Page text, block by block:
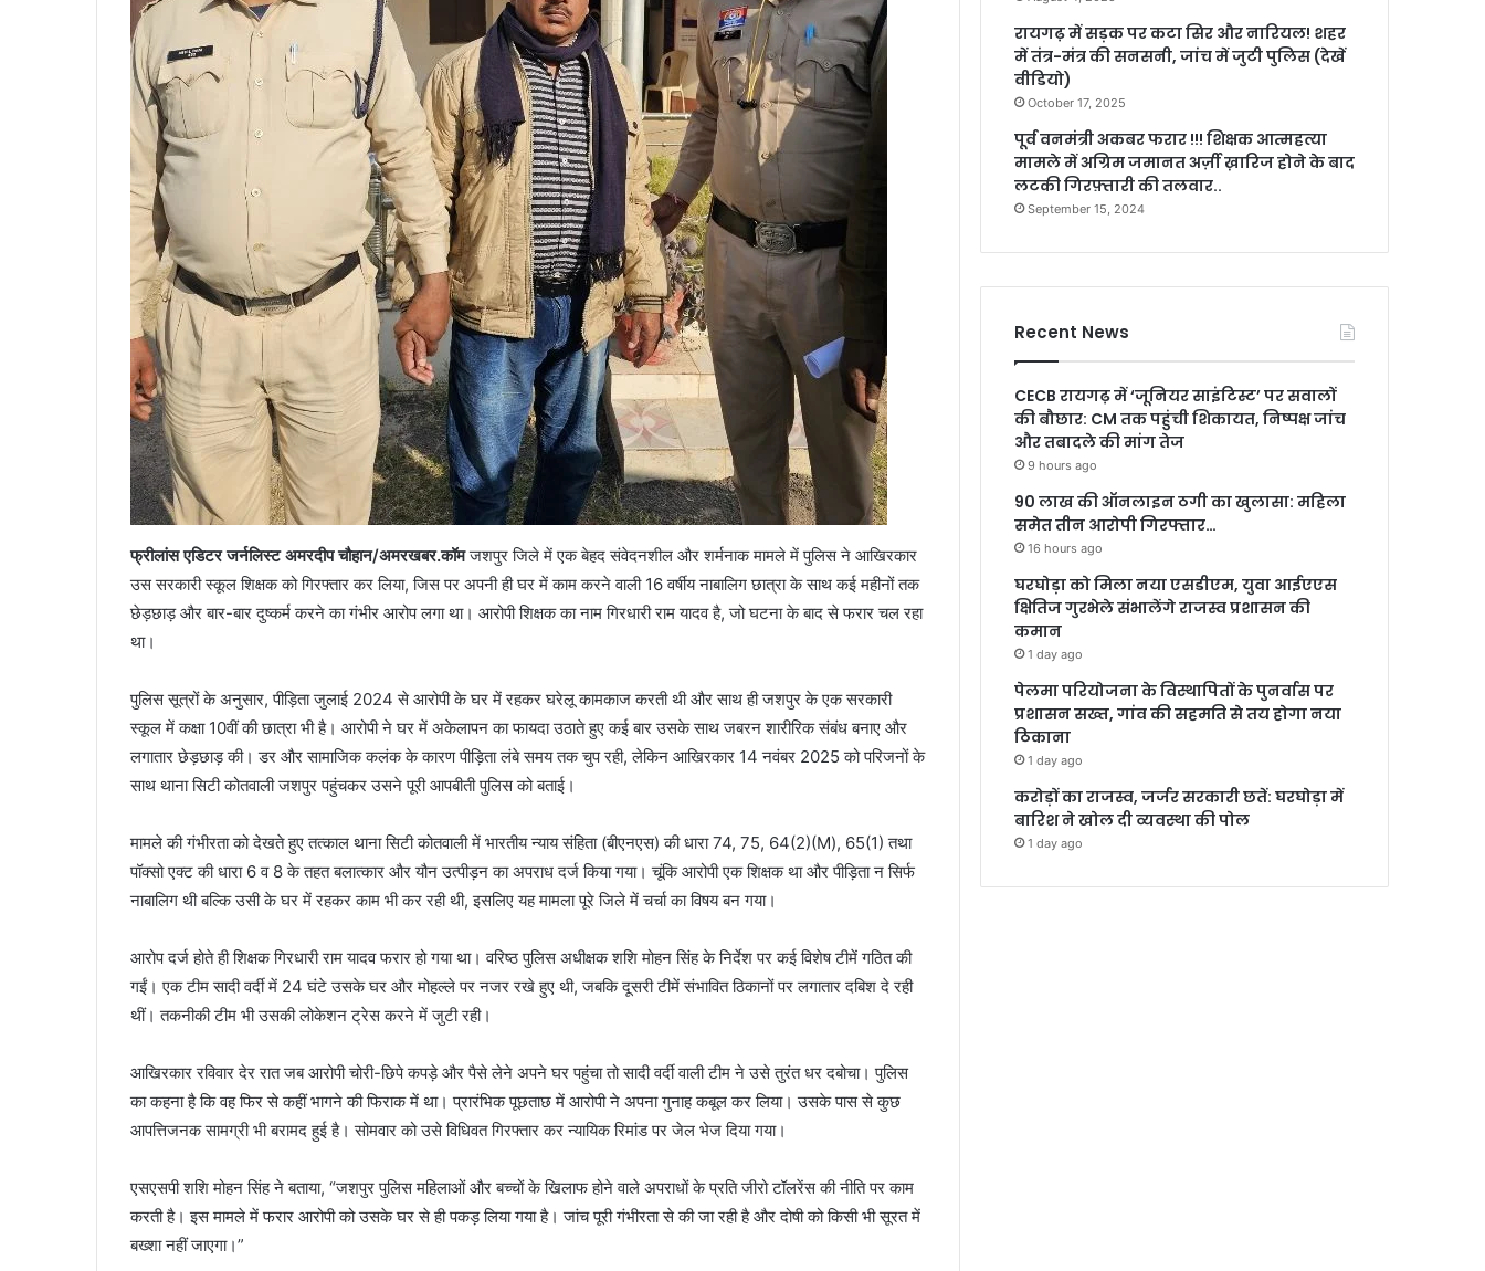
फ्रीलांस एडिटर जर्नलिस्ट अमरदीप चौहान/अमरखबर.कॉमजशपुर जिले में एक बेहद संवेदनशील और शर्मनाक मामले में पुलिस ने आखिरकार
उस सरकारी स्कूल शिक्षक को गिरफ्तार कर लिया, जिस पर अपनी ही घर में काम करने वाली 16 वर्षीय नाबालिग छात्रा के साथ कई महीनों तक
छेड़छाड़ और बार-बार दुष्कर्म करने का गंभीर आरोप लगा था। आरोपी शिक्षक का नाम गिरधारी राम यादव है, जो घटना के बाद से फरार चल रहा
था।
पुलिस सूत्रों के अनुसार, पीड़िता जुलाई 2024 से आरोपी के घर में रहकर घरेलू कामकाज करती थी और साथ ही जशपुर के एक सरकारी
स्कूल में कक्षा 10वीं की छात्रा भी है। आरोपी ने घर में अकेलापन का फायदा उठाते हुए कई बार उसके साथ जबरन शारीरिक संबंध बनाए और
लगातार छेड़छाड़ की। डर और सामाजिक कलंक के कारण पीड़िता लंबे समय तक चुप रही, लेकिन आखिरकार 14 नवंबर 2025 को परिजनों के
साथ थाना सिटी कोतवाली जशपुर पहुंचकर उसने पूरी आपबीती पुलिस को बताई।
मामले की गंभीरता को देखते हुए तत्काल थाना सिटी कोतवाली में भारतीय न्याय संहिता (बीएनएस) की धारा 74, 75, 64(2)(M), 65(1) तथा
पॉक्सो एक्ट की धारा 6 व 8 के तहत बलात्कार और यौन उत्पीड़न का अपराध दर्ज किया गया। चूंकि आरोपी एक शिक्षक था और पीड़िता न सिर्फ
नाबालिग थी बल्कि उसी के घर में रहकर काम भी कर रही थी, इसलिए यह मामला पूरे जिले में चर्चा का विषय बन गया।
आरोप दर्ज होते ही शिक्षक गिरधारी राम यादव फरार हो गया था। वरिष्ठ पुलिस अधीक्षक शशि मोहन सिंह के निर्देश पर कई विशेष टीमें गठित की
गईं। एक टीम सादी वर्दी में 24 घंटे उसके घर और मोहल्ले पर नजर रखे हुए थी, जबकि दूसरी टीमें संभावित ठिकानों पर लगातार दबिश दे रही
थीं। तकनीकी टीम भी उसकी लोकेशन ट्रेस करने में जुटी रही।
आखिरकार रविवार देर रात जब आरोपी चोरी-छिपे कपड़े और पैसे लेने अपने घर पहुंचा तो सादी वर्दी वाली टीम ने उसे तुरंत धर दबोचा। पुलिस
का कहना है कि वह फिर से कहीं भागने की फिराक में था। प्रारंभिक पूछताछ में आरोपी ने अपना गुनाह कबूल कर लिया। उसके पास से कुछ
आपत्तिजनक सामग्री भी बरामद हुई है। सोमवार को उसे विधिवत गिरफ्तार कर न्यायिक रिमांड पर जेल भेज दिया गया।
एसएसपी शशि मोहन सिंह ने बताया, “जशपुर पुलिस महिलाओं और बच्चों के खिलाफ होने वाले अपराधों के प्रति जीरो टॉलरेंस की नीति पर काम
करती है। इस मामले में फरार आरोपी को उसके घर से ही पकड़ लिया गया है। जांच पूरी गंभीरता से की जा रही है और दोषी को किसी भी सूरत में
बख्शा नहीं जाएगा।”
रायगढ़ में सड़क पर कटा सिर और नारियल! शहर
में तंत्र-मंत्र की सनसनी, जांच में जुटी पुलिस (देखें
वीडियो)
October 17, 2025
पूर्व वनमंत्री अकबर फरार !!! शिक्षक आत्महत्या
मामले में अग्रिम जमानत अर्ज़ी ख़ारिज होने के बाद
लटकी गिरफ़्तारी की तलवार..
September 15, 2024
Recent News
CECB रायगढ़ में ‘जूनियर साइंटिस्ट’ पर सवालों
की बौछार: CM तक पहुंची शिकायत, निष्पक्ष जांच
और तबादले की मांग तेज
9 hours ago
90 लाख की ऑनलाइन ठगी का खुलासा: महिला
समेत तीन आरोपी गिरफ्तार…
16 hours ago
घरघोड़ा को मिला नया एसडीएम, युवा आईएएस
क्षितिज गुरभेले संभालेंगे राजस्व प्रशासन की
कमान
1 day ago
पेलमा परियोजना के विस्थापितों के पुनर्वास पर
प्रशासन सख्त, गांव की सहमति से तय होगा नया
ठिकाना
1 day ago
करोड़ों का राजस्व, जर्जर सरकारी छतें: घरघोड़ा में
बारिश ने खोल दी व्यवस्था की पोल
1 day ago